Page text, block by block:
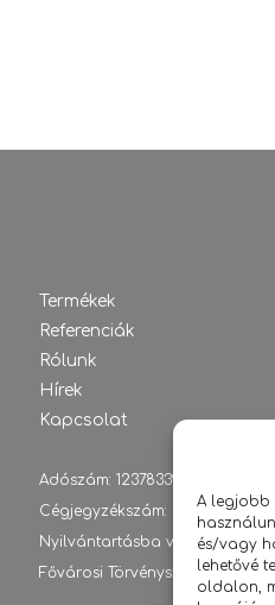
A legjobb
és/vagy
lehetővé
oldalon,
Termékek
Referenciák
Rólunk
Hírek
Kapcsolat
Adószám: 12378339-2-43
Cégjegyzékszám: 01 09 673029
Nyilvántartásba vevő hatóság:
Fővárosi Törvényszék